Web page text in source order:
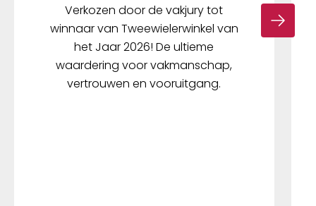
Verkozen door de vakjury tot
winnaar van Tweewielerwinkel van
het Jaar 2026! De ultieme
waardering voor vakmanschap,
vertrouwen en vooruitgang.